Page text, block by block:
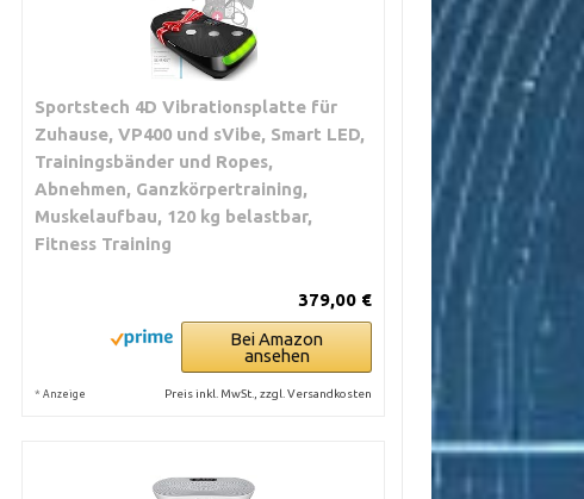
Sportstech 4D Vibrationsplatte für
Zuhause, VP400 und sVibe, Smart LED,
Trainingsbänder und Ropes,
Abnehmen, Ganzkörpertraining,
Muskelaufbau, 120 kg belastbar,
Fitness Training
379,00 €
Bei Amazon
ansehen
* Anzeige Preis inkl. MwSt., zzgl. Versandkosten